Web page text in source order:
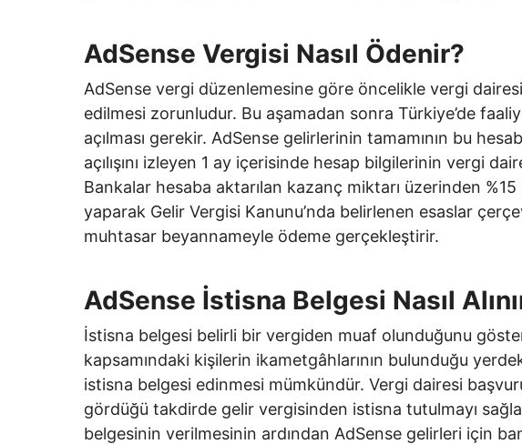
AdSense Vergisi Nasıl Ödenir?
AdSense vergi düzenlemesine göre öncelikle vergi
edilmesi zorunludur. Bu aşamadan sonra Türkiye’de
açılması gerekir. AdSense gelirlerinin tamamının bu
açılışını izleyen 1 ay içerisinde hesap bilgilerinin vergi
Bankalar hesaba aktarılan kazanç miktarı üzerinden
yaparak Gelir Vergisi Kanunu’nda belirlenen esaslar
muhtasar beyannameyle ödeme gerçekleştirir.
AdSense İstisna Belgesi Nasıl
İstisna belgesi belirli bir vergiden muaf olunduğunu
kapsamındaki kişilerin ikametgâhlarının bulunduğu
istisna belgesi edinmesi mümkündür. Vergi dairesi
gördüğü takdirde gelir vergisinden istisna tutulmayı
belgesinin verilmesinin ardından AdSense gelirleri için